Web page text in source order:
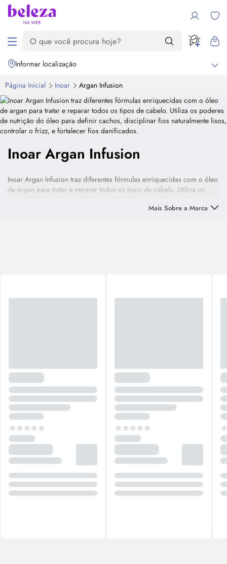
Informar localização
Página Inicial Inoar Argan Infusion
Inoar Argan Infusion
Inoar Argan Infusion traz diferentes fórmulas enriquecidas com o óleo
de argan para tratar e reparar todos os tipos de cabelo. Utiliza os
naturalmente lisos, controlar o frizz, e fortalecer fios danificados.
Mais Sobre a Marca